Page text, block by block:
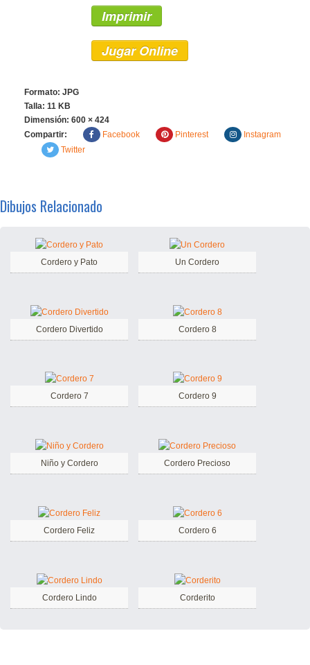
Imprimir
Jugar Online
Formato: JPG
Talla: 11 KB
Dimensión: 600 × 424
Compartir:
Facebook Pinterest
Instagram
Twitter
Dibujos Relacionado
Cordero y Pato Un Cordero
Cordero Divertido Cordero 8
Cordero 7 Cordero 9
Niño y Cordero Cordero Precioso
Cordero Feliz Cordero 6
Cordero Lindo Corderito